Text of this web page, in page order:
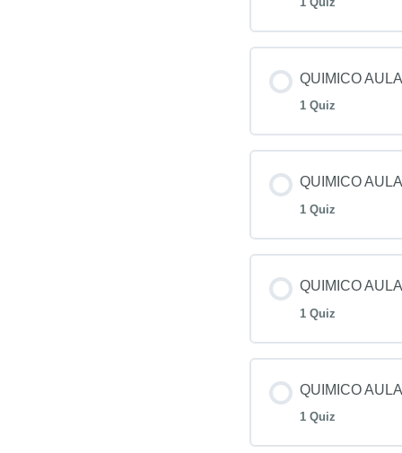
QUIMICO
1 Quiz
QUIMICO
1 Quiz
QUIMICO
1 Quiz
QUIMICO
1 Quiz